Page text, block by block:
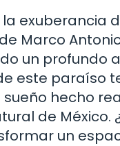
exuberancia
Marco
un profundo
este paraíso
sueño hecho
de México.
un